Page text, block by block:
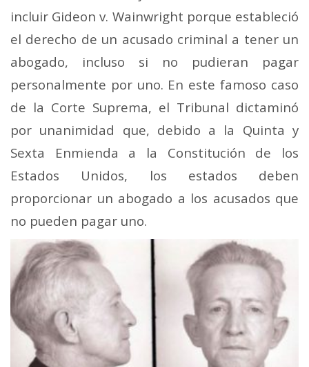
incluir Gideon v. Wainwright porque estableció
el derecho de un acusado criminal a tener un
abogado, incluso si no pudieran pagar
personalmente por uno. En este famoso caso
de la Corte Suprema, el Tribunal dictaminó
por unanimidad que, debido a la Quinta y
Sexta Enmienda a la Constitución de los
Estados Unidos, los estados deben
proporcionar un abogado a los acusados ​​que
no pueden pagar uno.